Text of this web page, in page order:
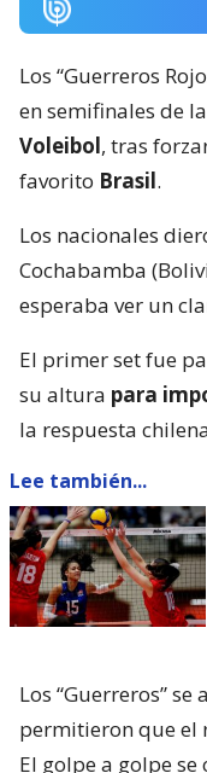
Los “Guerreros
en semifinales de la
Voleibol, tras
favorito Brasil.
Los nacionales
Cochabamba
esperaba ver un
El primer set fue
su altura para
la respuesta
Lee también...
Los “Guerreros”
permitieron que el
El golpe a golpe se